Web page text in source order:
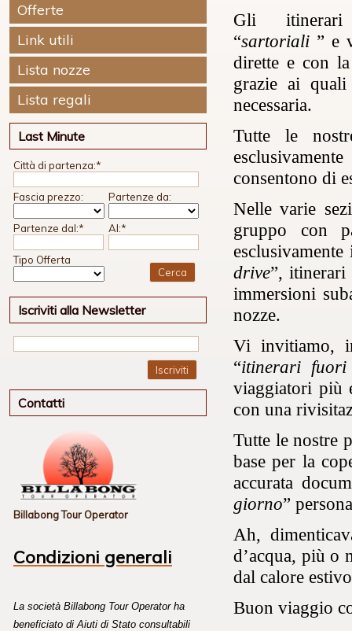
Offerte
Link utili
Lista nozze
Lista regali
Last Minute
Città di partenza:*
Fascia prezzo: Partenze da:
Partenze dal:* Al:*
Tipo Offerta
Iscriviti alla Newsletter
Iscriviti
Contatti
Billabong Tour Operator
Condizioni generali
La società Billabong Tour Operator ha
beneficiato di Aiuti di Stato consultabili
Gli itinerari
“sartoriali ” e
dirette e con
grazie ai
necessaria.
Tutte le
consentono di
Nelle varie
gruppo con
drive”, itinerari
immersioni
nozze.
Vi invitiamo,
“itinerari
viaggiatori più
con una
Tutte le nostre
base per la
accurata
giorno”
Ah,
d’acqua, più o
dal calore
Buon viaggio